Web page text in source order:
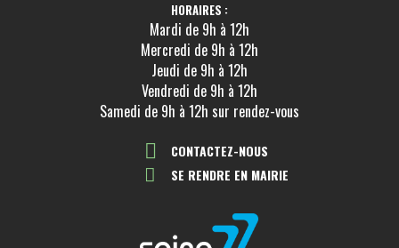
HORAIRES :
Mardi de 9h à 12h
Mercredi de 9h à 12h
Jeudi de 9h à 12h
Vendredi de 9h à 12h
Samedi de 9h à 12h sur rendez-vous
CONTACTEZ-NOUS
SE RENDRE EN MAIRIE